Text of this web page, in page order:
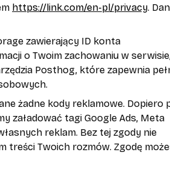
https://link.com/en-pl/privacy.
zawierający ID konta
o Twoim zachowaniu w
Posthog, które zapewnia
żadne kody reklamowe. Dopiero
załadować tagi Google Ads, Meta
reklam. Bez tej zgody nie
treści Twoich rozmów. Zgodę